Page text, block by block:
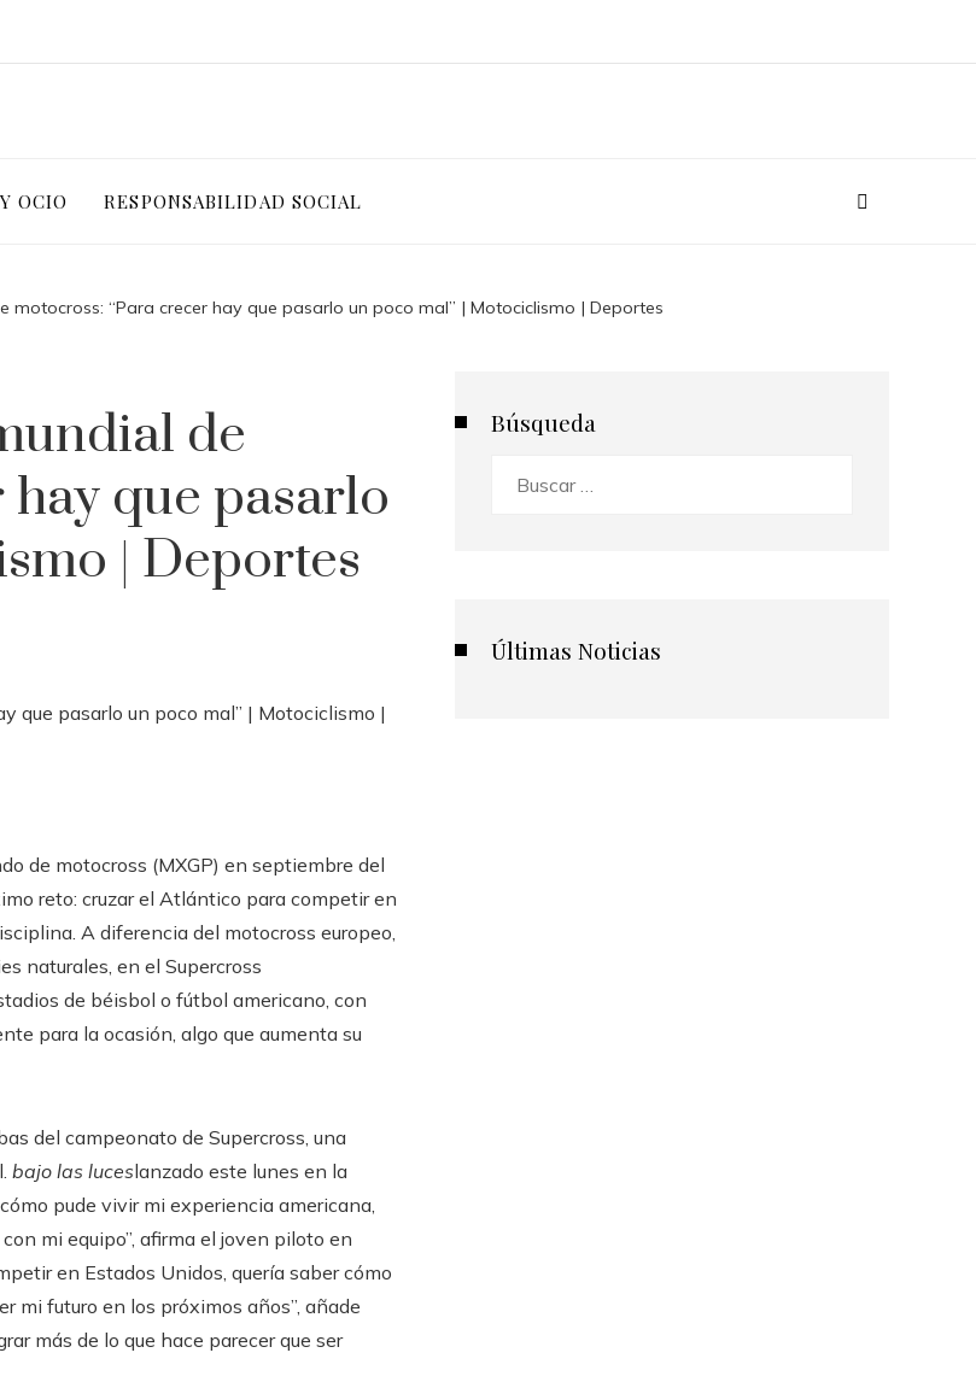
OCIO RESPONSABILIDAD SOCIAL
motocross: “Para crecer hay que pasarlo un poco mal” | Motociclismo | Deportes
de
que pasarlo
| Deportes
de motocross (MXGP) en septiembre del
reto: cruzar el Atlántico para competir en
A diferencia del motocross europeo,
naturales, en el Supercross
de béisbol o fútbol americano, con
para la ocasión, algo que aumenta su
del campeonato de Supercross, una
bajo las luceslanzado este lunes en la
pude vivir mi experiencia americana,
mi equipo”, afirma el joven piloto en
en Estados Unidos, quería saber cómo
mi futuro en los próximos años”, añade
más de lo que hace parecer que ser
Búsqueda
Últimas Noticias